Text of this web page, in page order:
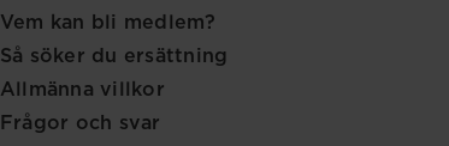
Vem kan bli medlem?
Så söker du ersättning
Allmänna villkor
Frågor och svar